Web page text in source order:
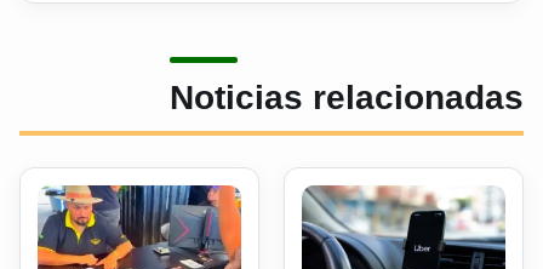
Noticias relacionadas